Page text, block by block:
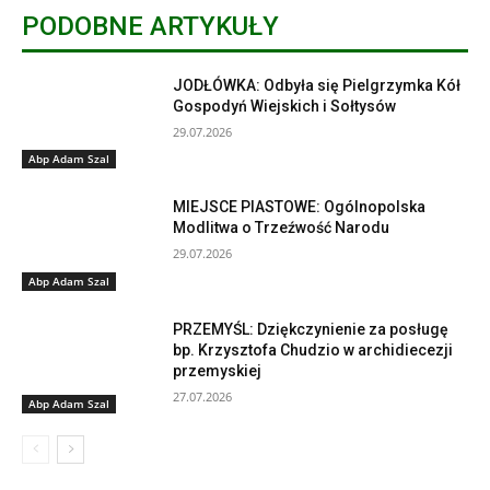
PODOBNE ARTYKUŁY
Abp Adam Szal
JODŁÓWKA: Odbyła się Pielgrzymka Kół
Gospodyń Wiejskich i Sołtysów
29.07.2026
Abp Adam Szal
MIEJSCE PIASTOWE: Ogólnopolska
Modlitwa o Trzeźwość Narodu
29.07.2026
Abp Adam Szal
PRZEMYŚL: Dziękczynienie za posługę
bp. Krzysztofa Chudzio w archidiecezji
przemyskiej
27.07.2026